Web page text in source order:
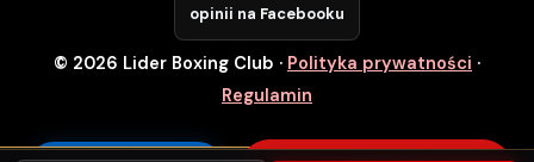
POTWIERDZAM — WCHODZĘ ZA
DARMO
opinii na Facebooku
© 2026 Lider Boxing Club · Polityka prywatności ·
Regulamin